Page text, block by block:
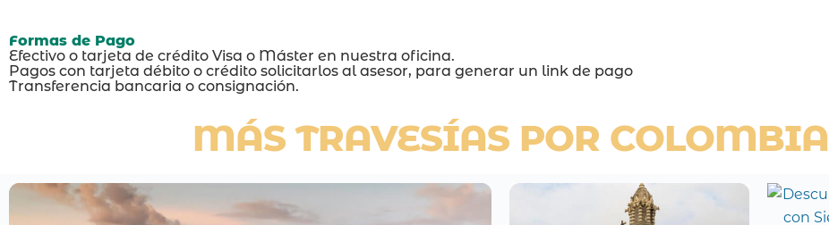
Formas de Pago
Efectivo o tarjeta de crédito Visa o Máster en nuestra oficina.
Pagos con tarjeta débito o crédito solicitarlos al asesor, para generar un link de pago
Transferencia bancaria o consignación.
MÁS TRAVESÍAS POR COLOMBIA